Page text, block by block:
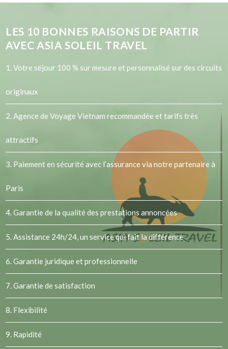
LES 10 BONNES RAISONS DE PARTIR
AVEC ASIA SOLEIL TRAVEL
1. Votre séjour 100 % sur mesure et personnalisé sur des circuits
originaux
2.Agence de Voyage Vietnam recommandée et tarifs très
attractifs
3. Paiement en sécurité avec l’assurance via notre partenaire à
Paris
4. Garantie de la qualité des prestations annoncées
5. Assistance 24h/24, un service qui fait la différence
6. Garantie juridique et professionnelle
7. Garantie de satisfaction
8. Flexibilité
9. Rapidité